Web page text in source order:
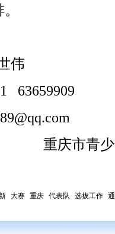
伟
63659909
重庆市青
大赛 重庆 代表队 选拔工作